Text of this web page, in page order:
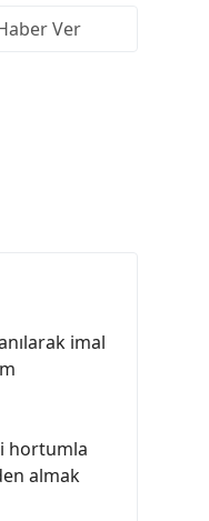
Ver
imal
hortumla
almak